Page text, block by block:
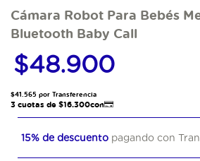
Cámara Robot Para Bebés
Bluetooth Baby Call
$48.900
15% de descuento pagando con